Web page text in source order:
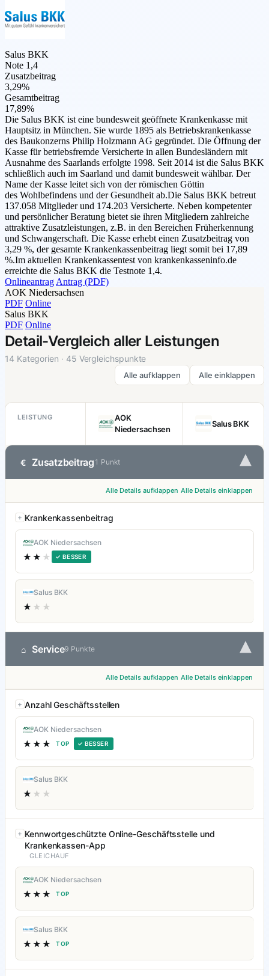
Salus BKK
Note 1,4
Zusatzbeitrag
3,29%
Gesamtbeitrag
17,89%
Die Salus BKK ist eine bundesweit geöffnete Krankenkasse mit
Hauptsitz in München. Sie wurde 1895 als Betriebskrankenkasse
des Baukonzerns Philip Holzmann AG gegründet. Die Öffnung der
Kasse für betriebsfremde Versicherte in allen Bundesländern mit
Ausnahme des Saarlands erfolgte 1998. Seit 2014 ist die Salus BKK
schließlich auch im Saarland und damit bundesweit wählbar. Der
Name der Kasse leitet sich von der römischen Göttin
des Wohlbefindens und der Gesundheit ab.Die Salus BKK betreut
137.058 Mitglieder und 174.203 Versicherte. Neben kompetenter
und persönlicher Beratung bietet sie ihren Mitgliedern zahlreiche
attraktive Zusatzleistungen, z.B. in den Bereichen Früherkennung
und Schwangerschaft. Die Kasse erhebt einen Zusatzbeitrag von
3,29 %, der gesamte Krankenkassenbeitrag liegt somit bei 17,89
%.Im aktuellen Krankenkassentest von krankenkasseninfo.de
erreichte die Salus BKK die Testnote 1,4.
Onlineantrag Antrag (PDF)
AOK Niedersachsen
PDF Online
Salus BKK
PDF Online
Detail-Vergleich aller Leistungen
14 Kategorien · 45 Vergleichspunkte
Alle aufklappen Alle einklappen
LEISTUNG
AOK
Niedersachsen
Salus BKK
€ Zusatzbeitrag 1 Punkt ▾
Alle Details aufklappen Alle Details einklappen
Krankenkassenbeitrag
AOK Niedersachsen
★★ ★ ✓ BESSER
Salus BKK
★ ★★
⌂ Service9 Punkte ▾
Alle Details aufklappen Alle Details einklappen
Anzahl Geschäftsstellen
AOK Niedersachsen
★★★ TOP ✓ BESSER
Salus BKK
★ ★★
Kennwortgeschützte Online-Geschäftsstelle und
Krankenkassen-App
GLEICHAUF
AOK Niedersachsen
★★★ TOP
Salus BKK
★★★ TOP